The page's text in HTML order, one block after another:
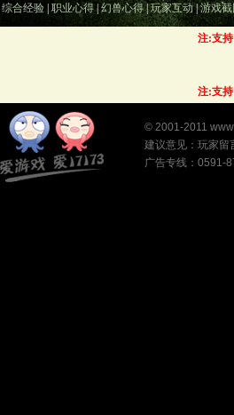
综合经验 |职业心得| 幻兽心得|玩家互动|游戏
注:支
注:支
© 2001-2011
建议意见： 玩家留
广告专线：